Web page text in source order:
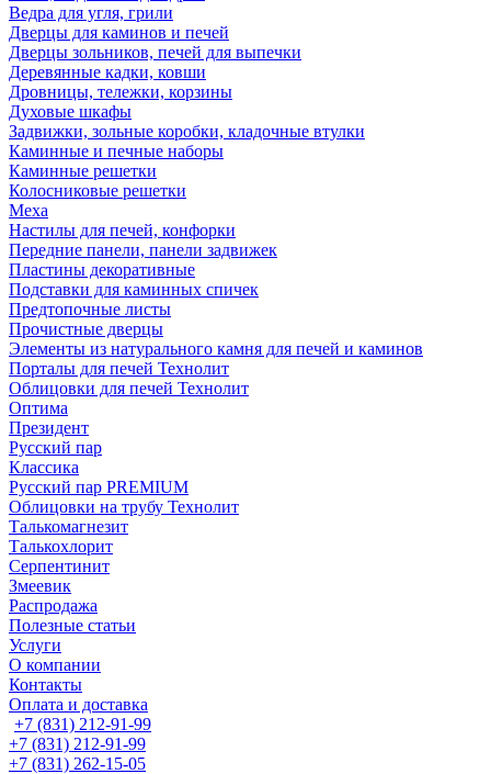
Ведра для угля, грили
Дверцы для каминов и печей
Дверцы зольников, печей для выпечки
Деревянные кадки, ковши
Дровницы, тележки, корзины
Духовые шкафы
Задвижки, зольные коробки, кладочные втулки
Каминные и печные наборы
Каминные решетки
Колосниковые решетки
Меха
Настилы для печей, конфорки
Передние панели, панели задвижек
Пластины декоративные
Подставки для каминных спичек
Предтопочные листы
Прочистные дверцы
Элементы из натурального камня для печей и каминов
Порталы для печей Технолит
Облицовки для печей Технолит
Оптима
Президент
Русский пар
Классика
Русский пар PREMIUM
Облицовки на трубу Технолит
Талькомагнезит
Талькохлорит
Серпентинит
Змеевик
Распродажа
Полезные статьи
Услуги
О компании
Контакты
Оплата и доставка
+7 (831) 212-91-99
+7 (831) 212-91-99
+7 (831) 262-15-05